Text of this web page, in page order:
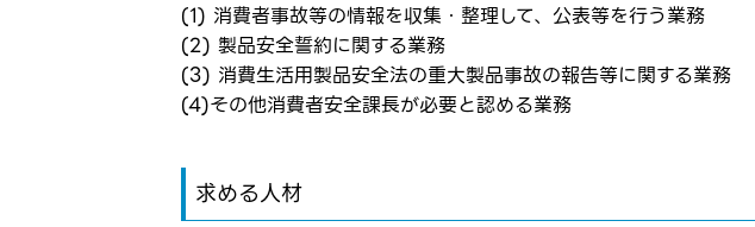
ログイン
お気に入り登録にはログインが必要です
(1) 消費者事故等の情報を収集・整理して、公表等を行う業務
(2) 製品安全誓約に関する業務
(3) 消費生活用製品安全法の重大製品事故の報告等に関する業務
(4)その他消費者安全課長が必要と認める業務
求める人材